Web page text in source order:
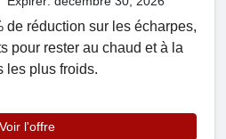
de réduction sur les écharpes,
pour rester au chaud et à la
les plus froids.
Voir l'offre